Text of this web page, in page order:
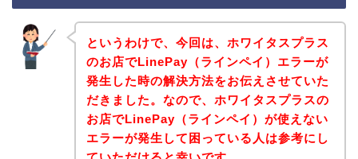
というわけで、今回は、ホワイタスプラス
のお店でLinePay（ラインペイ）エラーが
発生した時の解決方法をお伝えさせていた
だきました。なので、ホワイタスプラスの
お店でLinePay（ラインペイ）が使えない
エラーが発生して困っている人は参考にし